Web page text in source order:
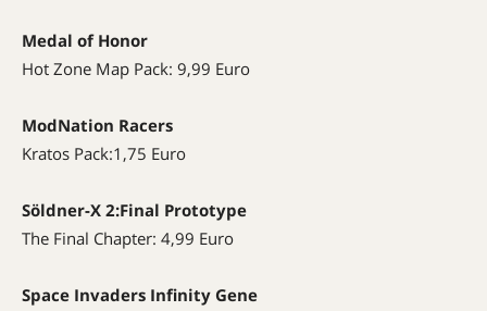
Medal of Honor
Hot Zone Map Pack: 9,99 Euro
ModNation Racers
Kratos Pack:1,75 Euro
Söldner-X 2:Final Prototype
The Final Chapter: 4,99 Euro
Space Invaders Infinity Gene